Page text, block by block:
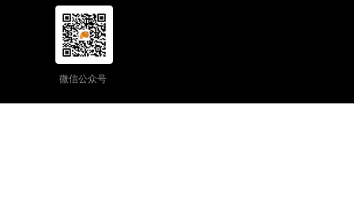
微信公众号